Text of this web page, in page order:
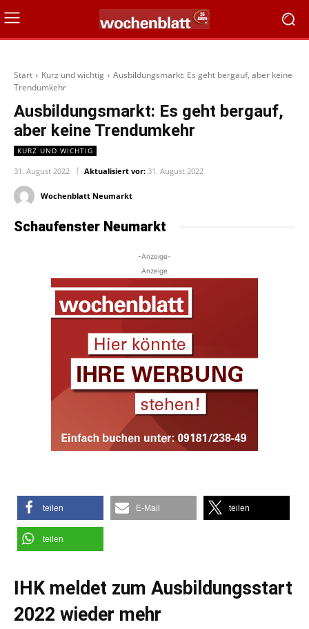
Start Kurz und wichtig
Ausbildungsmarkt: Es geht bergauf, aber keine
Trendumkehr
Ausbildungsmarkt: Es geht bergauf,
aber keine Trendumkehr
KURZ UND WICHTIG
31. August 2022 Aktualisiert vor: 31. August 2022
Wochenblatt Neumarkt
Schaufenster Neumarkt
-Anzeige-
Anzeige
teilen E-Mail teilen
teilen
IHK meldet zum Ausbildungsstart
2022 wieder mehr